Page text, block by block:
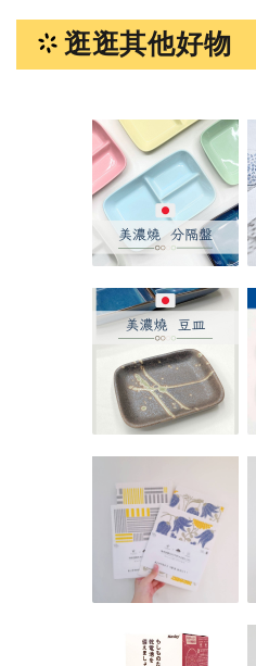
逛逛其他好物